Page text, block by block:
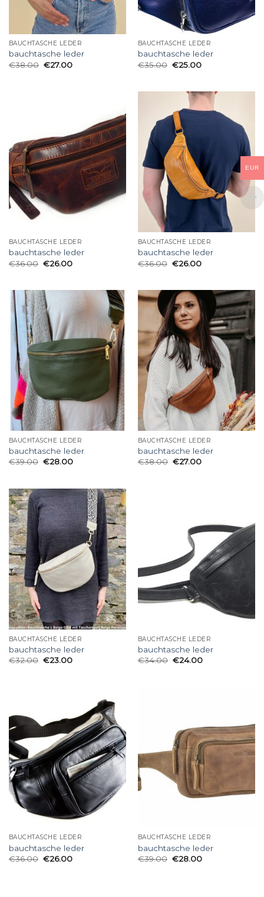
BAUCHTASCHE LEDER
bauchtasche leder
€38.00 €27.00
BAUCHTASCHE LEDER
bauchtasche leder
€35.00 €25.00
BAUCHTASCHE LEDER
bauchtasche leder
€36.00 €26.00
BAUCHTASCHE LEDER
bauchtasche leder
€36.00 €26.00
BAUCHTASCHE LEDER
bauchtasche leder
€39.00 €28.00
BAUCHTASCHE LEDER
bauchtasche leder
€38.00 €27.00
BAUCHTASCHE LEDER
bauchtasche leder
€32.00 €23.00
BAUCHTASCHE LEDER
bauchtasche leder
€34.00 €24.00
BAUCHTASCHE LEDER
bauchtasche leder
€36.00 €26.00
BAUCHTASCHE LEDER
bauchtasche leder
€39.00 €28.00
EUR